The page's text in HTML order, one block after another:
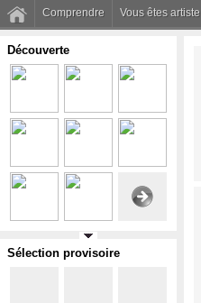
Comprendre Vous êtes artiste
Découverte
Sélection provisoire